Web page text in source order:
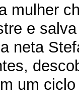
mulher
e
neta
um